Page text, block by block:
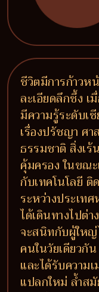
ชีวิตมีการก้าว
ละเอียดลึกซึ้ง
มีความรู้ระดับเ
เรื่องปรัชญา ศา
ธรรมชาติ สิ่งเ
คุ้มครอง ในขณ
กับเทคโนโลยี ติ
ระหว่างประเท
ได้เดินทางไปต่
จะสนิทกับผู้ใหญ่
คนในวัยเดียวกั
และได้รับความ
แปลกใหม่ ล้ำสมั